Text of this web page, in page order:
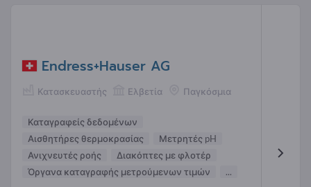
Endress+Hauser AG
Κατασκευαστής Ελβετία Παγκόσμια
Καταγραφείς δεδομένων
Αισθητήρες θερμοκρασίας
Μετρητές pH
Ανιχνευτές ροής
Διακόπτες με φλοτέρ
Όργανα καταγραφής μετρούμενων τιμών
...